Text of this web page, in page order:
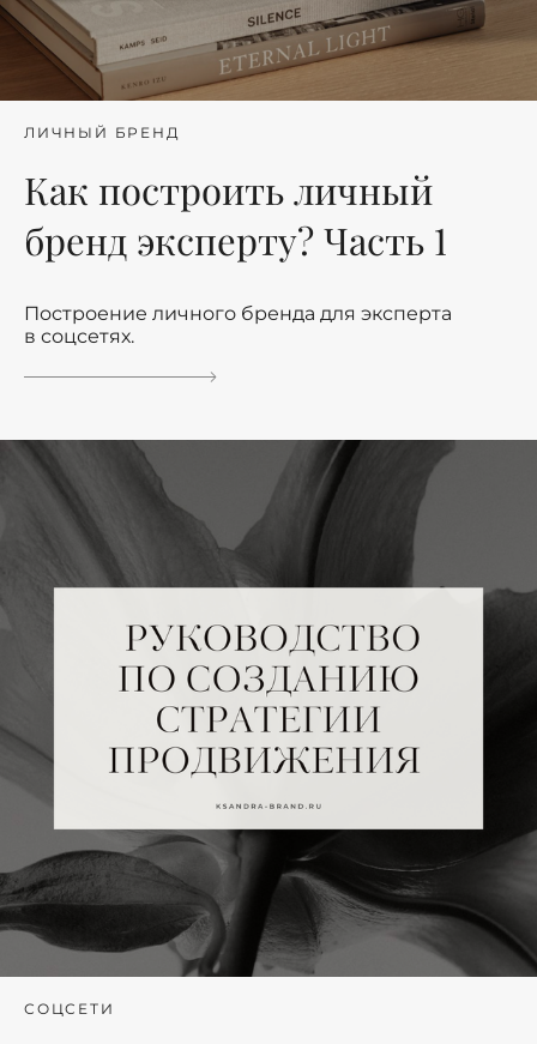
ЛИЧНЫЙ БРЕНД
Как построить личный
бренд эксперту? Часть 1
Построение личного бренда для эксперта
в соцсетях.
СОЦСЕТИ